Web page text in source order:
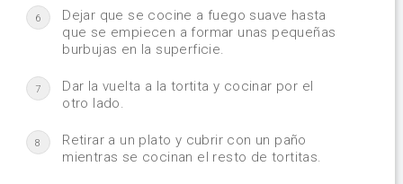
6
Dejar que se cocine a fuego suave hasta
que se empiecen a formar unas pequeñas
burbujas en la superficie.
7
Dar la vuelta a la tortita y cocinar por el
otro lado.
8
Retirar a un plato y cubrir con un paño
mientras se cocinan el resto de tortitas.